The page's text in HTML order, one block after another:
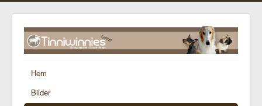
Hem
Bilder